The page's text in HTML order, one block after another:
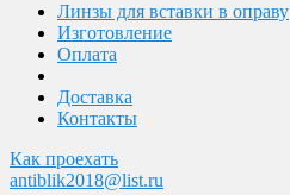
Линзы для вставки в оправу
Изготовление
Оплата
Доставка
Контакты
Как проехать
antiblik2018@list.ru